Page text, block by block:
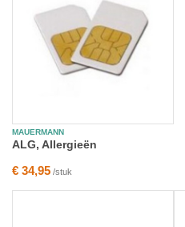
MAUERMANN
ALG, Allergieën
€ 34,95 /stuk